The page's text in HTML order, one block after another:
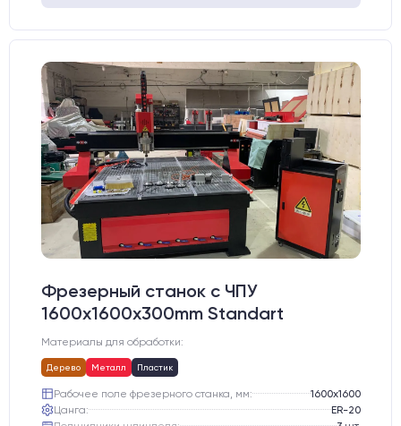
Фрезерный станок с ЧПУ
1600x1600x300mm Standart
Материалы для обработки:
Дерево Металл Пластик
Рабочее поле фрезерного станка, мм:
1600х1600
Цанга:
ER-20